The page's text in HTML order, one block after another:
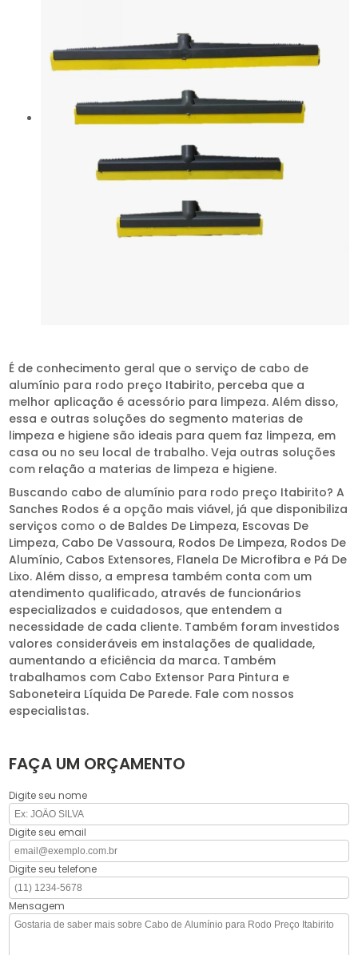
É de conhecimento geral que o serviço de cabo de
alumínio para rodo preço Itabirito, perceba que a
melhor aplicação é acessório para limpeza. Além disso,
essa e outras soluções do segmento materias de
limpeza e higiene são ideais para quem faz limpeza, em
casa ou no seu local de trabalho. Veja outras soluções
com relação a materias de limpeza e higiene.
Buscando cabo de alumínio para rodo preço Itabirito? A
Sanches Rodos é a opção mais viável, já que disponibiliza
serviços como o de Baldes De Limpeza, Escovas De
Limpeza, Cabo De Vassoura, Rodos De Limpeza, Rodos De
Alumínio, Cabos Extensores, Flanela De Microfibra e Pá De
Lixo. Além disso, a empresa também conta com um
atendimento qualificado, através de funcionários
especializados e cuidadosos, que entendem a
necessidade de cada cliente. Também foram investidos
valores consideráveis em instalações de qualidade,
aumentando a eficiência da marca. Também
trabalhamos com Cabo Extensor Para Pintura e
Saboneteira Líquida De Parede. Fale com nossos
especialistas.
FAÇA UM ORÇAMENTO
Digite seu nome
Digite seu email
Digite seu telefone
Mensagem